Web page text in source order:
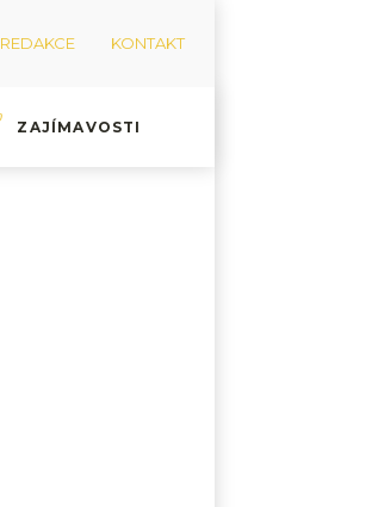
REDAKCE KONTAKT
ZAJÍMAVOSTI